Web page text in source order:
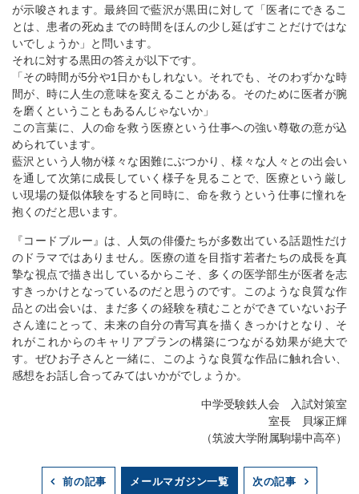
が示唆されます。最終回で藍沢が黒田に対して「医者にできるこ
とは、患者の死ぬまでの時間をほんの少し延ばすことだけではな
いでしょうか」と問います。
それに対する黒田の答えが以下です。
「その時間が5分や1日かもしれない。それでも、そのわずかな時
間が、時に人生の意味を変えることがある。そのために医者が腕
を磨くということもあるんじゃないか」
この言葉に、人の命を救う医療という仕事への強い尊敬の意が込
められています。
藍沢という人物が様々な困難にぶつかり、様々な人々との出会い
を通して次第に成長していく様子を見ることで、医療という厳し
い現場の疑似体験をすると同時に、命を救うという仕事に憧れを
抱くのだと思います。
『コードブルー』は、人気の俳優たちが多数出ている話題性だけ
のドラマではありません。医療の道を目指す若者たちの成長を真
摯な視点で描き出しているからこそ、多くの医学部生が医者を志
すきっかけとなっているのだと思うのです。このような良質な作
品との出会いは、まだ多くの経験を積むことができていないお子
さん達にとって、未来の自分の青写真を描くきっかけとなり、そ
れがこれからのキャリアプランの構築につながる効果が絶大で
す。ぜひお子さんと一緒に、このような良質な作品に触れ合い、
感想をお話し合ってみてはいかがでしょうか。
中学受験鉄人会 入試対策室
室長 貝塚正輝
（筑波大学附属駒場中高卒）
前の記事 メールマガジン一覧 次の記事